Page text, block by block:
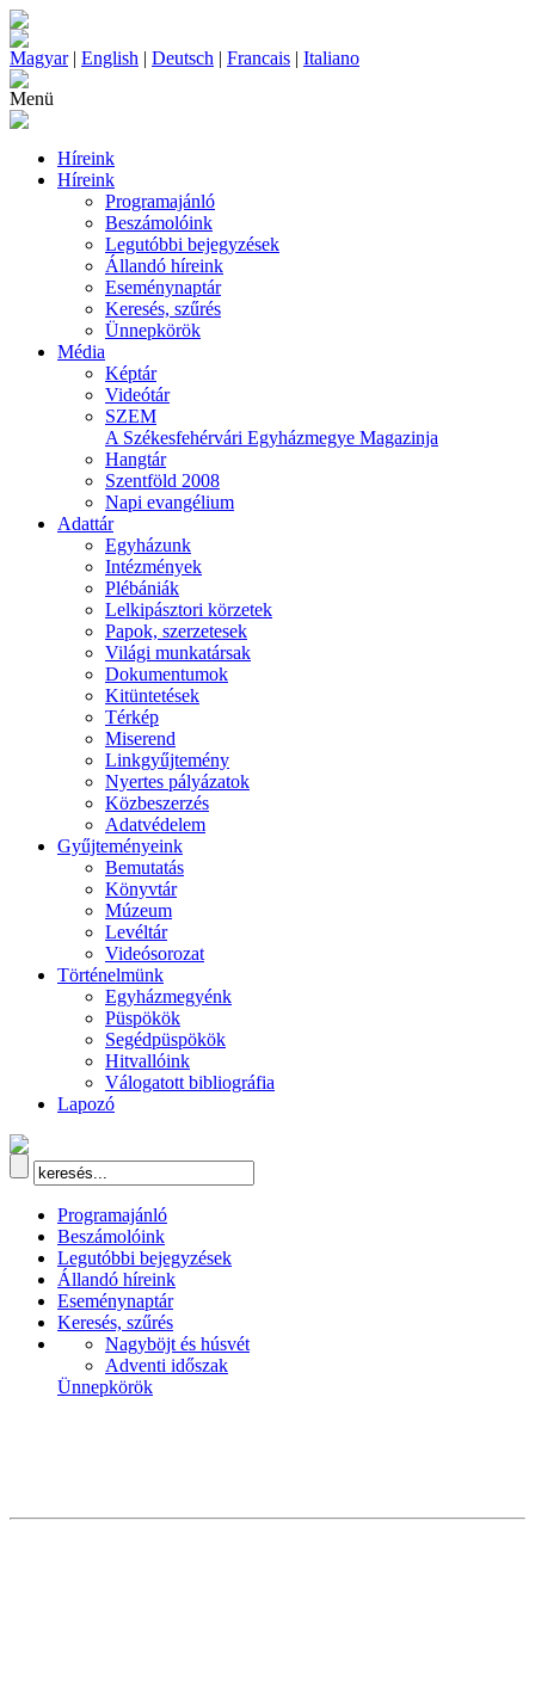
Magyar| English | Deutsch | Francais | Italiano
Menü
Híreink
Híreink
Programajánló
Beszámolóink
Legutóbbi bejegyzések
Állandó híreink
Eseménynaptár
Keresés, szűrés
Ünnepkörök
Média
Képtár
Videótár
SZEM
A Székesfehérvári Egyházmegye Magazinja
Hangtár
Szentföld 2008
Napi evangélium
Adattár
Egyházunk
Intézmények
Plébániák
Lelkipásztori körzetek
Papok, szerzetesek
Világi munkatársak
Dokumentumok
Kitüntetések
Térkép
Miserend
Linkgyűjtemény
Nyertes pályázatok
Közbeszerzés
Adatvédelem
Gyűjteményeink
Bemutatás
Könyvtár
Múzeum
Levéltár
Videósorozat
Történelmünk
Egyházmegyénk
Püspökök
Segédpüspökök
Hitvallóink
Válogatott bibliográfia
Lapozó
Programajánló
Beszámolóink
Legutóbbi bejegyzések
Állandó híreink
Eseménynaptár
Keresés, szűrés
Nagyböjt és húsvét
Adventi időszak
Ünnepkörök